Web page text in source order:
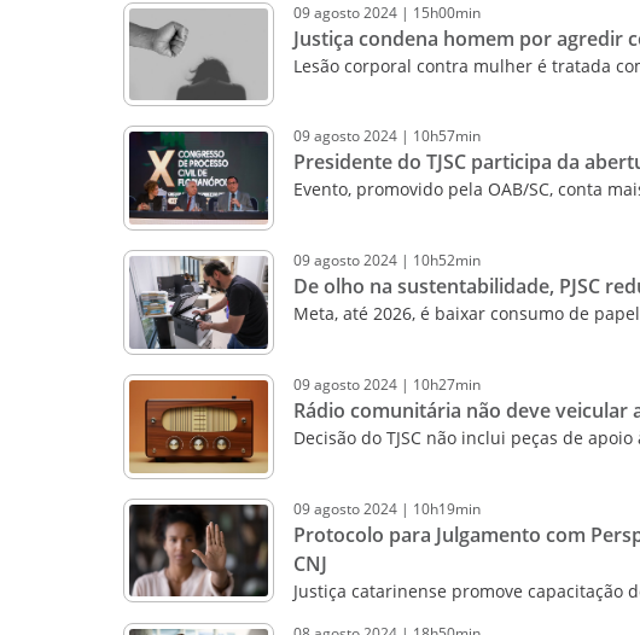
09agosto2024 | 15h00min
Justiça condena homem por agredir
Lesão corporal contra mulher é tratada
09agosto2024 | 10h57min
Presidente do TJSC participa da
Evento, promovido pela OAB/SC, conta
09agosto2024 | 10h52min
De olho na sustentabilidade, PJSC
Meta, até 2026, é baixar consumo de
09agosto2024 | 10h27min
Rádio comunitária não deve veicular
Decisão do TJSC não inclui peças de
09agosto2024 | 10h19min
Protocolo para Julgamento com
CNJ
Justiça catarinense promove capacitação